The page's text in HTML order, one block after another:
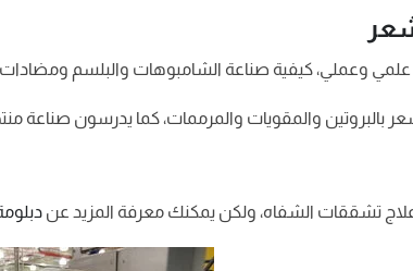
وعملي، كيفية صناعة الشامبوهات والبلسم ومضادات
بالبروتين والمقويات والمرممات، كما يدرسون صناعة
تشققات الشفاه، ولكن يمكنك معرفة المزيد عن